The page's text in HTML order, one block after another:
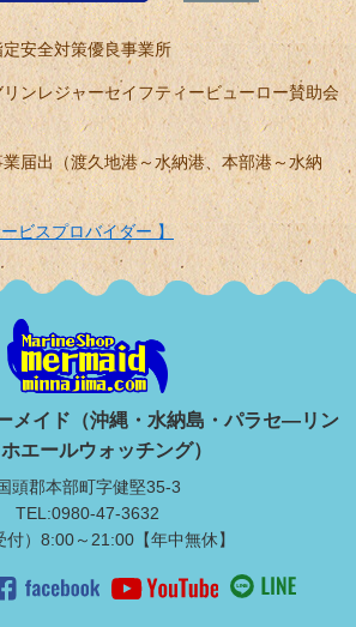
安全対策優良事業所
ンレジャーセイフティービューロー賛助会
届出（渡久地港～水納港、本部港～水納
ビスプロバイダー 】
メイド（沖縄・水納島・パラセ―リン
エールウォッチング）
頭郡本部町字健堅35-3
TEL:0980-47-3632
付）8:00～21:00【年中無休】